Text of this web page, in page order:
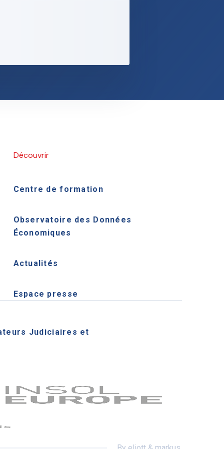
Découvrir
Centre de formation
Observatoire des Données
Économiques
Actualités
Espace presse
Judiciaires et